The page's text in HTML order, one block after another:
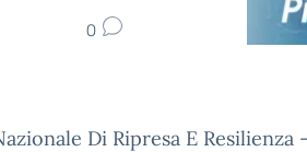
0
Di Ripresa E